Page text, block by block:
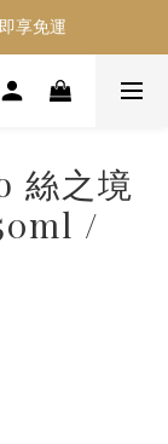
享免運
絲之境
/